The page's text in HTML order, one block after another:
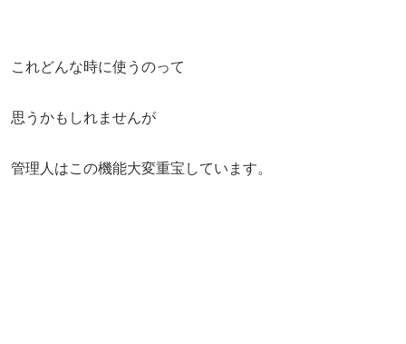
これどんな時に使うのって
思うかもしれませんが
管理人はこの機能大変重宝しています。